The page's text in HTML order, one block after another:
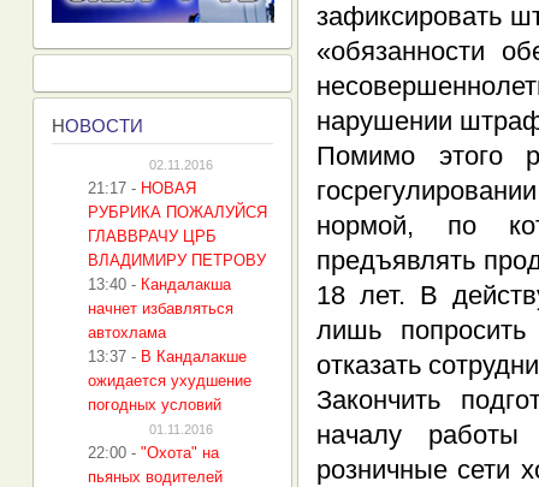
зафиксировать
«обязанности
нарушении
Помимо этого
нормой, по
предъявлять
18 лет. В
лишь
отказать
Закончить
началу работы
розничные сети
НОВОСТИ
02.11.2016
21:17 - НОВАЯ
РУБРИКА ПОЖАЛУЙСЯ
ГЛАВВРАЧУ ЦРБ
ВЛАДИМИРУ ПЕТРОВУ
13:40 - Кандалакша
начнет избавляться
автохлама
13:37 - В Кандалакше
ожидается ухудшение
погодных условий
01.11.2016
22:00 - "Охота" на
пьяных водителей